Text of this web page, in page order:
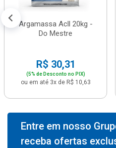
Argamassa Acll 20kg -
Do Mestre
R$ 30,31
(5% de Desconto no PIX)
ou em até 3x de R$ 10,63
Entre em nosso
receba ofertas